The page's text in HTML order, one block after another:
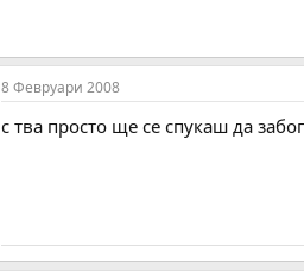
8 Февруари 2008
с тва просто ще се спукаш да